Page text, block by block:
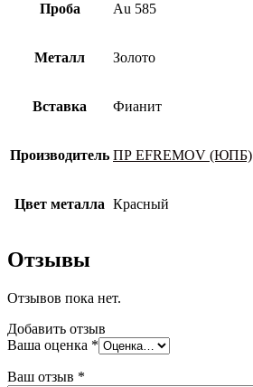
Проба Au 585
Металл Золото
Вставка Фианит
Производитель ПР EFREMOV (ЮПБ)
Цвет металла Красный
Отзывы
Отзывов пока нет.
Добавить отзыв
Ваша оценка *
Ваш отзыв *